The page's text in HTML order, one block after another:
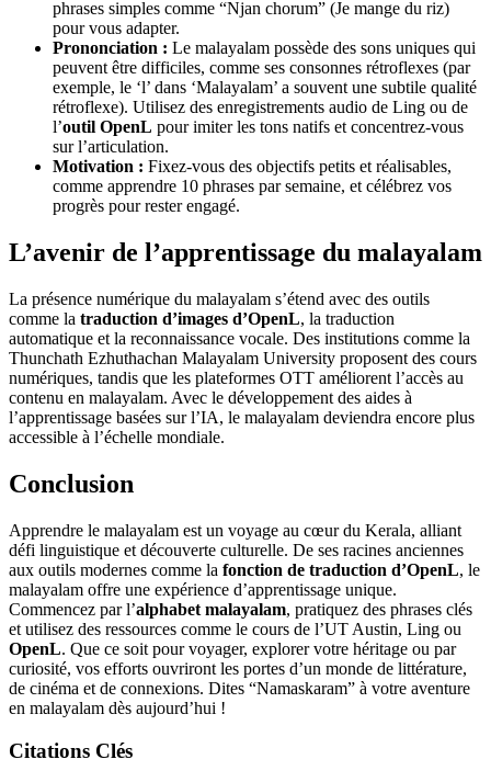
phrases simples comme “Njan chorum” (Je mange du riz)
pour vous adapter.
Prononciation : Le malayalam possède des sons uniques qui
peuvent être difficiles, comme ses consonnes rétroflexes (par
exemple, le ‘l’ dans ‘Malayalam’ a souvent une subtile qualité
rétroflexe). Utilisez des enregistrements audio de Ling ou de
l’outil OpenL pour imiter les tons natifs et concentrez-vous
sur l’articulation.
Motivation : Fixez-vous des objectifs petits et réalisables,
comme apprendre 10 phrases par semaine, et célébrez vos
progrès pour rester engagé.
L’avenir de l’apprentissage du malayalam
La présence numérique du malayalam s’étend avec des outils
comme la traduction d’images d’OpenL, la traduction
automatique et la reconnaissance vocale. Des institutions comme la
Thunchath Ezhuthachan Malayalam University proposent des cours
numériques, tandis que les plateformes OTT améliorent l’accès au
contenu en malayalam. Avec le développement des aides à
l’apprentissage basées sur l’IA, le malayalam deviendra encore plus
accessible à l’échelle mondiale.
Conclusion
Apprendre le malayalam est un voyage au cœur du Kerala, alliant
défi linguistique et découverte culturelle. De ses racines anciennes
aux outils modernes comme la fonction de traduction d’OpenL, le
malayalam offre une expérience d’apprentissage unique.
Commencez par l’alphabet malayalam, pratiquez des phrases clés
et utilisez des ressources comme le cours de l’UT Austin, Ling ou
OpenL. Que ce soit pour voyager, explorer votre héritage ou par
curiosité, vos efforts ouvriront les portes d’un monde de littérature,
de cinéma et de connexions. Dites “Namaskaram” à votre aventure
en malayalam dès aujourd’hui !
Citations Clés